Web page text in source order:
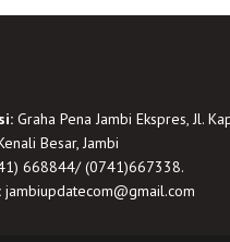
Graha Pena Jambi Ekspres, Jl.
Besar, Jambi
668844/ (0741)667338.
jambiupdatecom@gmail.com